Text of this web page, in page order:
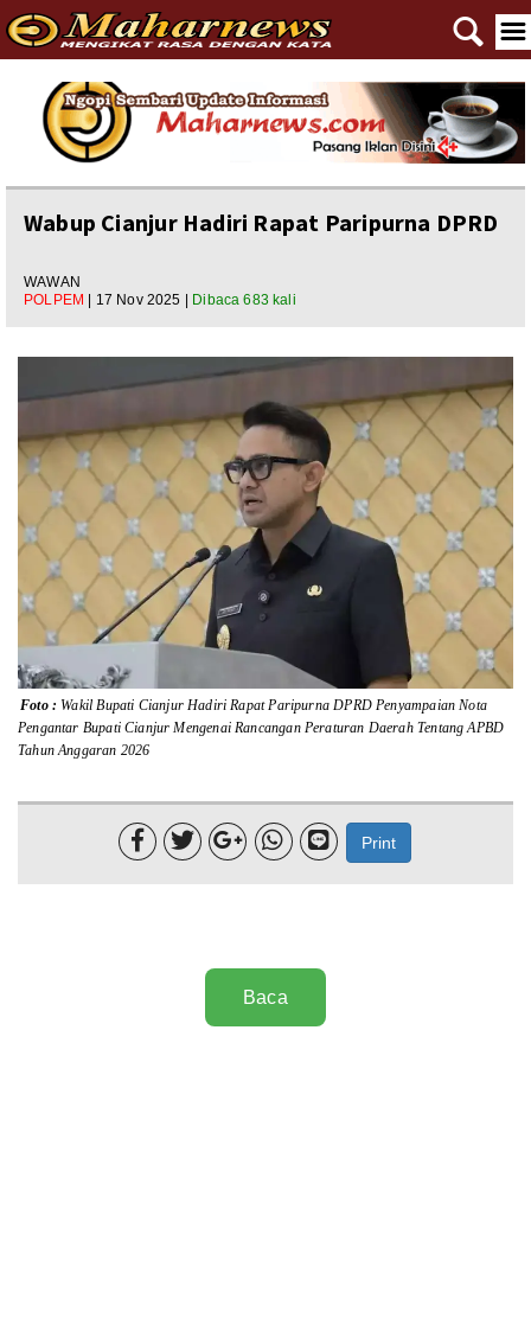
Home
Reportase
Ngewangkong
Ragam
Polpem
Pilkada
Lainnya
Sosial
Pertanian
Edukasi
☰
🔍
Wabup Cianjur Hadiri Rapat Paripurna DPRD
WAWAN
POLPEM
| 17 Nov 2025 | Dibaca 683 kali
Foto : Wakil Bupati Cianjur Hadiri Rapat Paripurna DPRD Penyampaian Nota
Pengantar Bupati Cianjur Mengenai Rancangan Peraturan Daerah Tentang APBD
Tahun Anggaran 2026
     Print
Baca